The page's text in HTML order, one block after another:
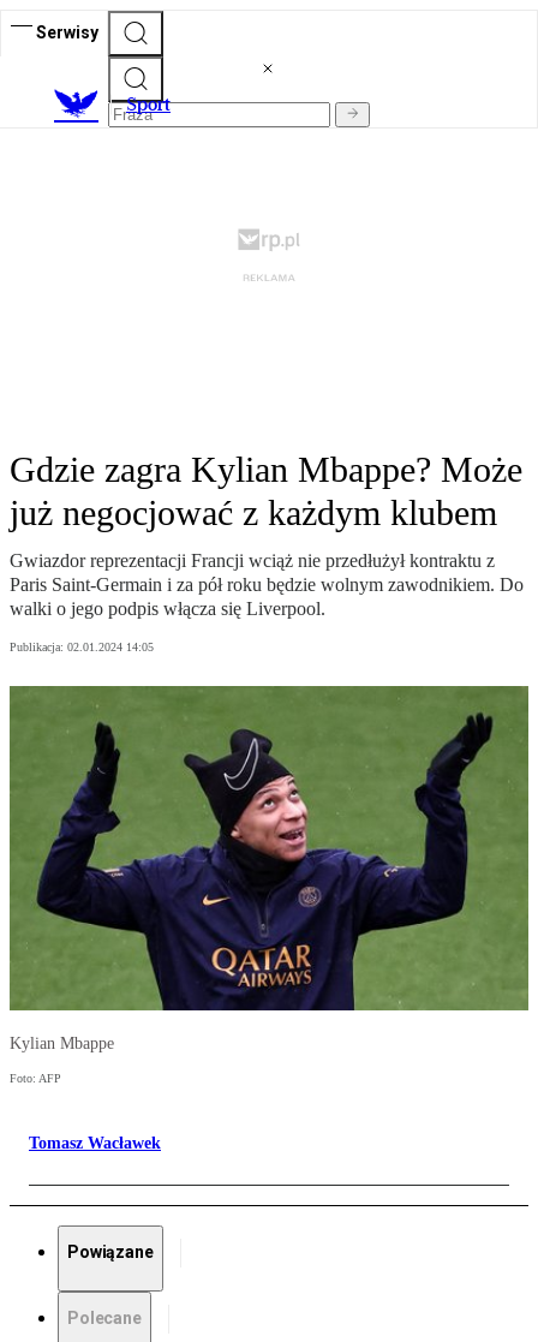
Serwisy
Sport
Gdzie zagra Kylian Mbappe? Może
już negocjować z każdym klubem
Gwiazdor reprezentacji Francji wciąż nie przedłużył kontraktu z
Paris Saint-Germain i za pół roku będzie wolnym zawodnikiem. Do
walki o jego podpis włącza się Liverpool.
Publikacja: 02.01.2024 14:05
Kylian Mbappe
Foto: AFP
Tomasz Wacławek
Powiązane
Polecane